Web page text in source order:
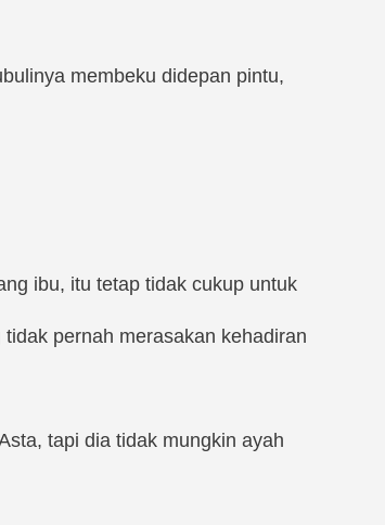
membeku didepan pintu,
ibu, itu tetap tidak cukup untuk
pernah merasakan kehadiran
tapi dia tidak mungkin ayah